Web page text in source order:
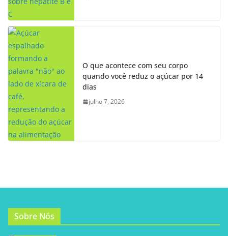
O que acontece com seu corpo
quando você reduz o açúcar por 14
dias
julho 7, 2026
Sobre Nós